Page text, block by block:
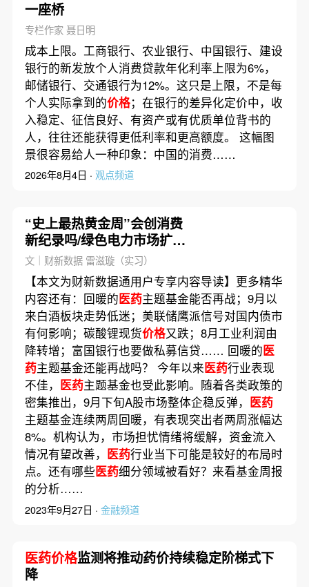
一座桥
专栏作家 聂日明
成本上限。工商银行、农业银行、中国银行、建设
银行的新发放个人消费贷款年化利率上限为6%，
邮储银行、交通银行为12%。这只是上限，不是每
个人实际拿到的价格；在银行的差异化定价中，收
入稳定、征信良好、有资产或有优质单位背书的
人，往往还能获得更低利率和更高额度。 这幅图
景很容易给人一种印象：中国的消费……
2026年8月4日 · 观点频道
“史上最热黄金周”会创消费
新纪录吗/绿色电力市场扩大
了多少｜数据精华
文｜财新数据 雷滋璇（实习）
【本文为财新数据通用户专享内容导读】更多精华
内容还有：回暖的医药主题基金能否再战；9月以
来白酒板块走势低迷；美联储鹰派信号对国内债市
有何影响；碳酸锂现货价格又跌；8月工业利润由
降转增；富国银行也要做私募信贷…… 回暖的医
药主题基金还能再战吗？ 今年以来医药行业表现
不佳， 医药主题基金也受此影响。随着各类政策的
密集推出，9月下旬A股市场整体企稳反弹， 医药
主题基金连续两周回暖，有表现突出者两周涨幅达
8%。机构认为，市场担忧情绪将缓解，资金流入
情况有望改善， 医药行业当下可能是较好的布局时
点。还有哪些医药细分领域被看好？来看基金周报
的分析……
2023年9月27日 · 金融频道
医药价格监测将推动药价持续稳定阶梯式下
降